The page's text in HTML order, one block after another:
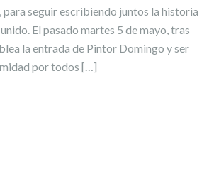
para seguir escribiendo juntos la historia
El pasado martes 5 de mayo, tras
la entrada de Pintor Domingo y ser
por todos […]